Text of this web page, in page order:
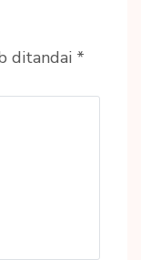
ditandai *